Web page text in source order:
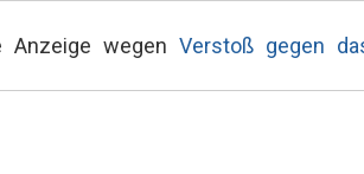
wegen Verstoß gegen